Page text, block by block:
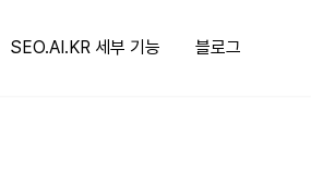
SEO.AI.KR 세부 기능 블로그